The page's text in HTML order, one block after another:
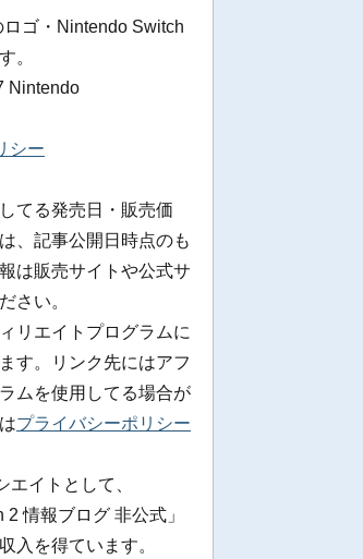
ゴ・Nintendo Switch
。
Nintendo
シー
てる発売日・販売価
、記事公開日時点のも
は販売サイトや公式サ
さい。
リエイトプログラムに
す。リンク先にはアフ
ムを使用してる場合が
プライバシーポリシー
イトとして、
2 情報ブログ 非公式」
入を得ています。